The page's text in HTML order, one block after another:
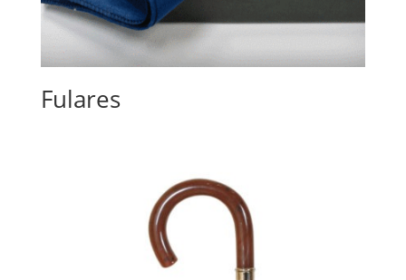
Fulares